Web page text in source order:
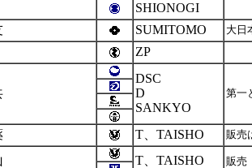
SHIONOGI
SUMITOMO 大日
ZP
DSC
D
SANKYO
第一
T、TAISHO 販売
T、TAISHO 販売